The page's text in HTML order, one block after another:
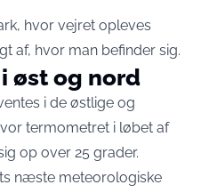
hvor vejret opleves
af, hvor man befinder sig.
øst og nord
i de østlige og
termometret i løbet af
op over 25 grader.
næste meteorologiske